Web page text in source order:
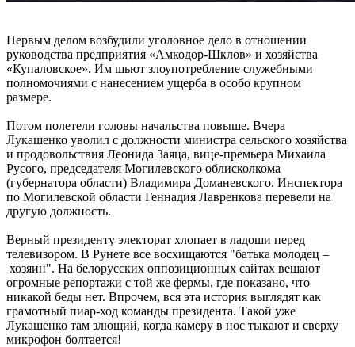
Первым делом возбудили уголовное дело в отношении
руководства предприятия «Амкодор-Шклов» и хозяйства
«Купаловское». Им шьют злоупотребление служебными
полномочиями с нанесением ущерба в особо крупном
размере.
Потом полетели головы начальства повыше. Вчера
Лукашенко уволил с должности министра сельского хозяйства
и продовольствия Леонида Заяца, вице-премьера Михаила
Русого, председателя Могилевского облисколкома
(губернатора области) Владимира Доманевского. Инспектора
по Могилевской области Геннадия Лавренкова перевели на
другую должность.
Верный президенту электорат хлопает в ладоши перед
телевизором. В Рунете все восхищаются "батька молодец –
хозяин". На белорусских оппозиционных сайтах вешают
огромные репортажи с той же фермы, где показано, что
никакой беды нет. Впрочем, вся эта история выглядят как
грамотный пиар-ход команды президента. Такой уже
Лукашенко там злющий, когда камеру в нос тыкают и сверху
микрофон болтается!